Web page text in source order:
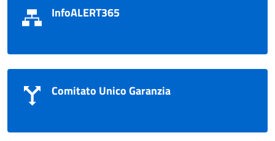
InfoALERT365
Comitato Unico Garanzia